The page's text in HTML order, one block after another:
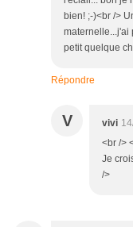
bien! ;-)<br />
maternelle...j'ai
petit quelque
Répondre
V vivi
<br />
Je
/>